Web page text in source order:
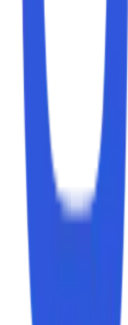
menerima